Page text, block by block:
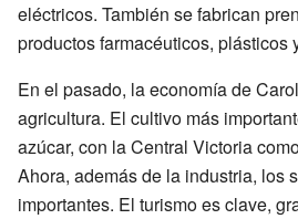
eléctricos. También se fabrican
productos farmacéuticos, plásticos
En el pasado, la economía de
agricultura. El cultivo más
azúcar, con la Central Victoria
Ahora, además de la industria, los
importantes. El turismo es clave,